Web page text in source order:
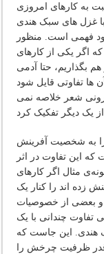
به کارهای امروزی
غزل های سبک هندی
فهمی است. منظور
اگر یکی از کارهای
بگذاریم، حتا آدمی
ها تفاوتی قایل شود
درونی شعر خلاصه نمی
را به شخصیت آفرینش
این تفاوت در اثر
مثال اگر کارهای
زده اند را کنار یک
و بعضی از خصوصیات
تفاوت چندانی با یک
هندی. این جاست که
ظرفیت چرخش را